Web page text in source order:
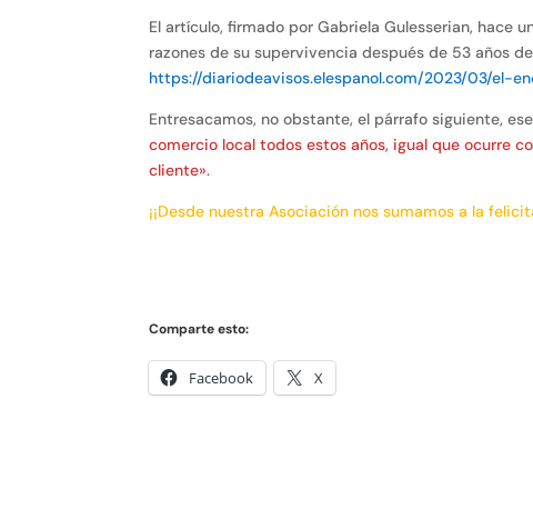
El artículo, firmado por Gabriela Gulesserian, hace
razones de su supervivencia después de 53 años
https://diariodeavisos.elespanol.com/2023/03/el-
Entresacamos, no obstante, el párrafo siguiente,
comercio local todos estos años, igual que ocurre
cliente».
¡¡Desde nuestra Asociación nos sumamos a la
Comparte esto:
Facebook X